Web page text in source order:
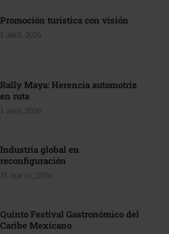
Promoción turística con visión
1 abril, 2026
Rally Maya: Herencia automotriz
en ruta
1 abril, 2026
Industria global en
reconfiguración
31 marzo, 2026
Quinto Festival Gastronómico del
Caribe Mexicano